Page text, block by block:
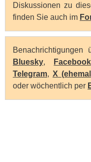
Diskussionen zu
finden Sie auch im
Bluesky, Facebook
Telegram, X
oder wöchentlich per